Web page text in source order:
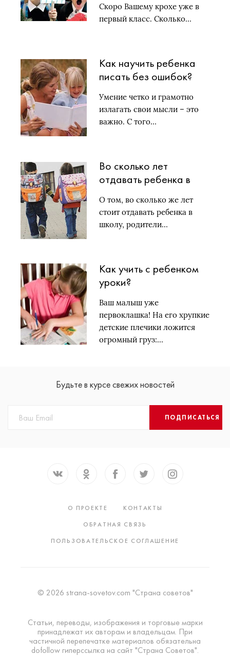
Скоро Вашему крохе уже в
первый класс. Сколько…
Как научить ребенка
писать без ошибок?
Умение четко и грамотно
излагать свои мысли – это
важно. С того…
Во сколько лет
отдавать ребенка в
О том, во сколько же лет
стоит отдавать ребенка в
школу, родители…
Как учить с ребенком
уроки?
Ваш малыш уже
первоклашка! На его хрупкие
детские плечики ложится
огромный груз:…
Будьте в курсе свежих новостей
ПОДПИСАТЬСЯ
О ПРОЕКТЕ
КОНТАКТЫ
ОБРАТНАЯ СВЯЗЬ
ПОЛЬЗОВАТЕЛЬСКОЕ СОГЛАШЕНИЕ
© 2026 strana-sovetov.com "Страна советов"
Статьи, переводы, изображения и торговые марки
принадлежат их авторам и владельцам. При
частичной перепечатке материалов обязательна
dofollow гиперссылка на сайт "Страна Советов".